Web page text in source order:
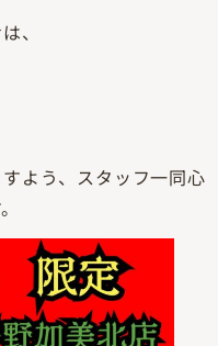
、
よう、スタッフ一同心